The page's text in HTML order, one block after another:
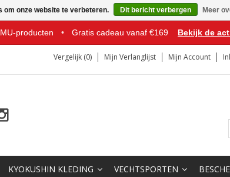
producten • Gratis cadeau vanaf €169 Bekijk de
Vergelijk (0) Mijn Verlanglijst Mijn Account
KYOKUSHIN KLEDING VECHTSPORTEN
om onze website te verbeteren. Dit bericht verbergen Meer